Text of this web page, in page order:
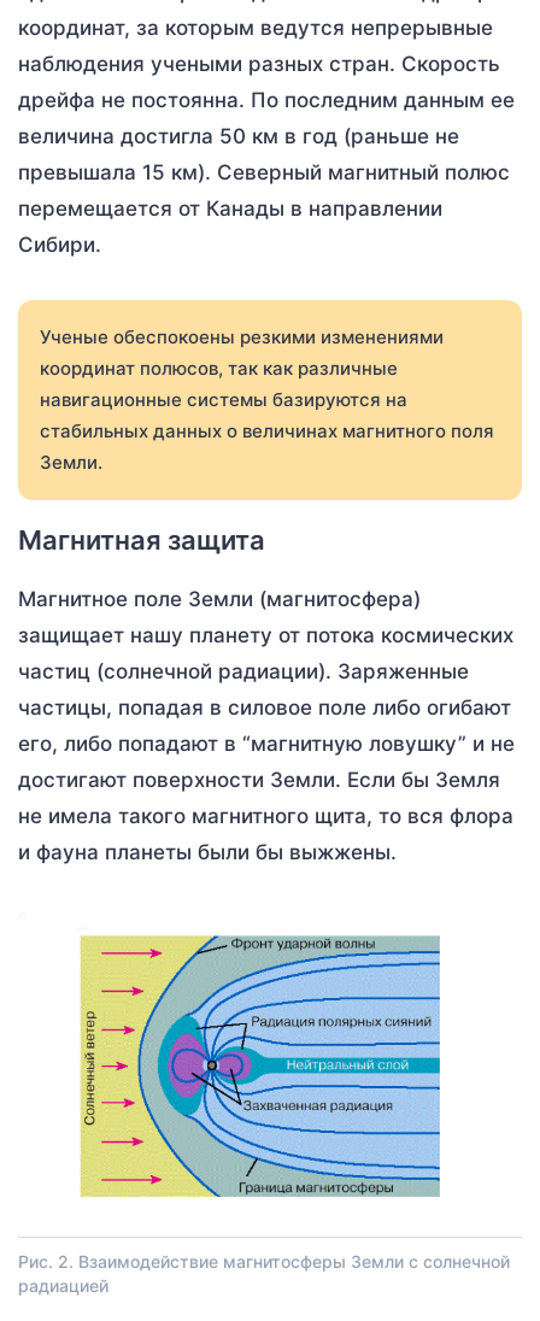
координат, за которым ведутся непрерывные
наблюдения учеными разных стран. Скорость
дрейфа не постоянна. По последним данным ее
величина достигла 50 км в год (раньше не
превышала 15 км). Северный магнитный полюс
перемещается от Канады в направлении
Сибири.
Ученые обеспокоены резкими изменениями
координат полюсов, так как различные
навигационные системы базируются на
стабильных данных о величинах магнитного поля
Земли.
Магнитная защита
Магнитное поле Земли (магнитосфера)
защищает нашу планету от потока космических
частиц (солнечной радиации). Заряженные
частицы, попадая в силовое поле либо огибают
его, либо попадают в “магнитную ловушку” и не
достигают поверхности Земли. Если бы Земля
не имела такого магнитного щита, то вся флора
и фауна планеты были бы выжжены.
Рис. 2. Взаимодействие магнитосферы Земли с солнечной
радиацией